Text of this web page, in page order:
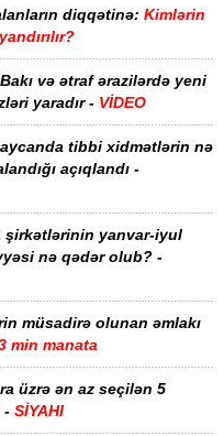
diqqətinə: Kimlərin
Bakı və ətraf ərazilərdə yeni
yaradır - VİDEO
tibbi xidmətlərin nə
açıqlandı -
şirkətlərinin yanvar-iyul
nə qədər olub? -
müsadirə olunan əmlakı
min manata
üzrə ən az seçilən 5
- SİYAHI